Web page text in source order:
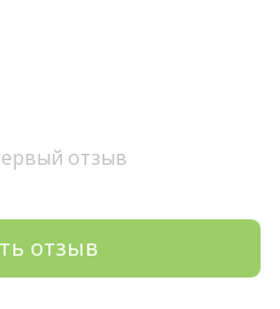
отзыв
отзыв